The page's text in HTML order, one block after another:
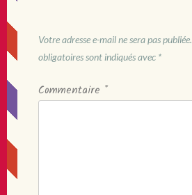
Votre adresse e-mail ne sera pas publiée.
obligatoires sont indiqués avec *
Commentaire *